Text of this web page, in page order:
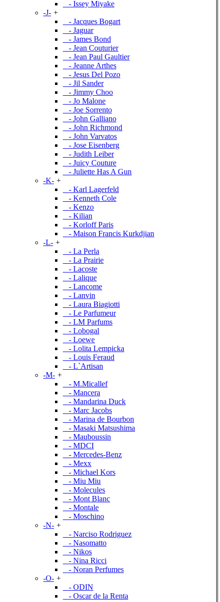
- Issey Miyake
-J- +
- Jacques Bogart
- Jaguar
- James Bond
- Jean Couturier
- Jean Paul Gaultier
- Jeanne Arthes
- Jesus Del Pozo
- Jil Sander
- Jimmy Choo
- Jo Malone
- Joe Sorrento
- John Galliano
- John Richmond
- John Varvatos
- Jose Eisenberg
- Judith Leiber
- Juicy Couture
- Juliette Has A Gun
-K- +
- Karl Lagerfeld
- Kenneth Cole
- Kenzo
- Kilian
- Korloff Paris
- Maison Francis Kurkdjian
-L- +
- La Perla
- La Prairie
- Lacoste
- Lalique
- Lancome
- Lanvin
- Laura Biagiotti
- Le Parfumeur
- LM Parfums
- Lobogal
- Loewe
- Lolita Lempicka
- Louis Feraud
- L`Artisan
-M- +
- M.Micallef
- Mancera
- Mandarina Duck
- Marc Jacobs
- Marina de Bourbon
- Masaki Matsushima
- Mauboussin
- MDCI
- Mercedes-Benz
- Mexx
- Michael Kors
- Miu Miu
- Molecules
- Mont Blanc
- Montale
- Moschino
-N- +
- Narciso Rodriguez
- Nasomatto
- Nikos
- Nina Ricci
- Noran Perfumes
-O- +
- ODIN
- Oscar de la Renta